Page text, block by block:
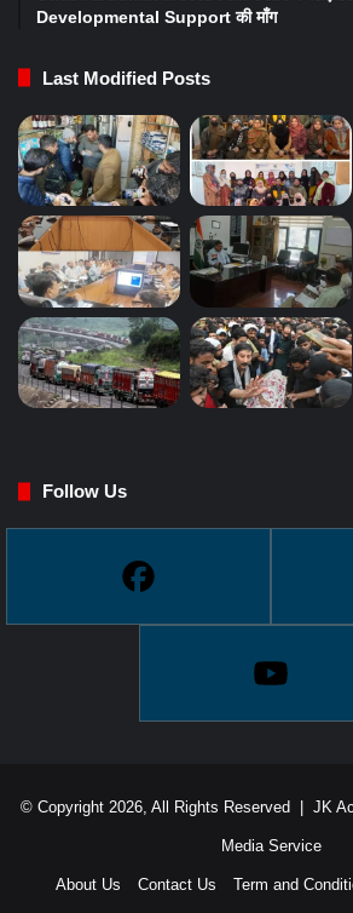
Developmental Support की माँग
Last Modified Posts
Follow Us
© Copyright 2026, All Rights Reserved | JK
Media Service
About Us Contact Us Term and